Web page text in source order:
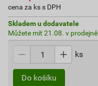
cena za ks s DPH
Skladem u dodavatele
Můžete mít 21.08. v prodejně
ks
Do košíku